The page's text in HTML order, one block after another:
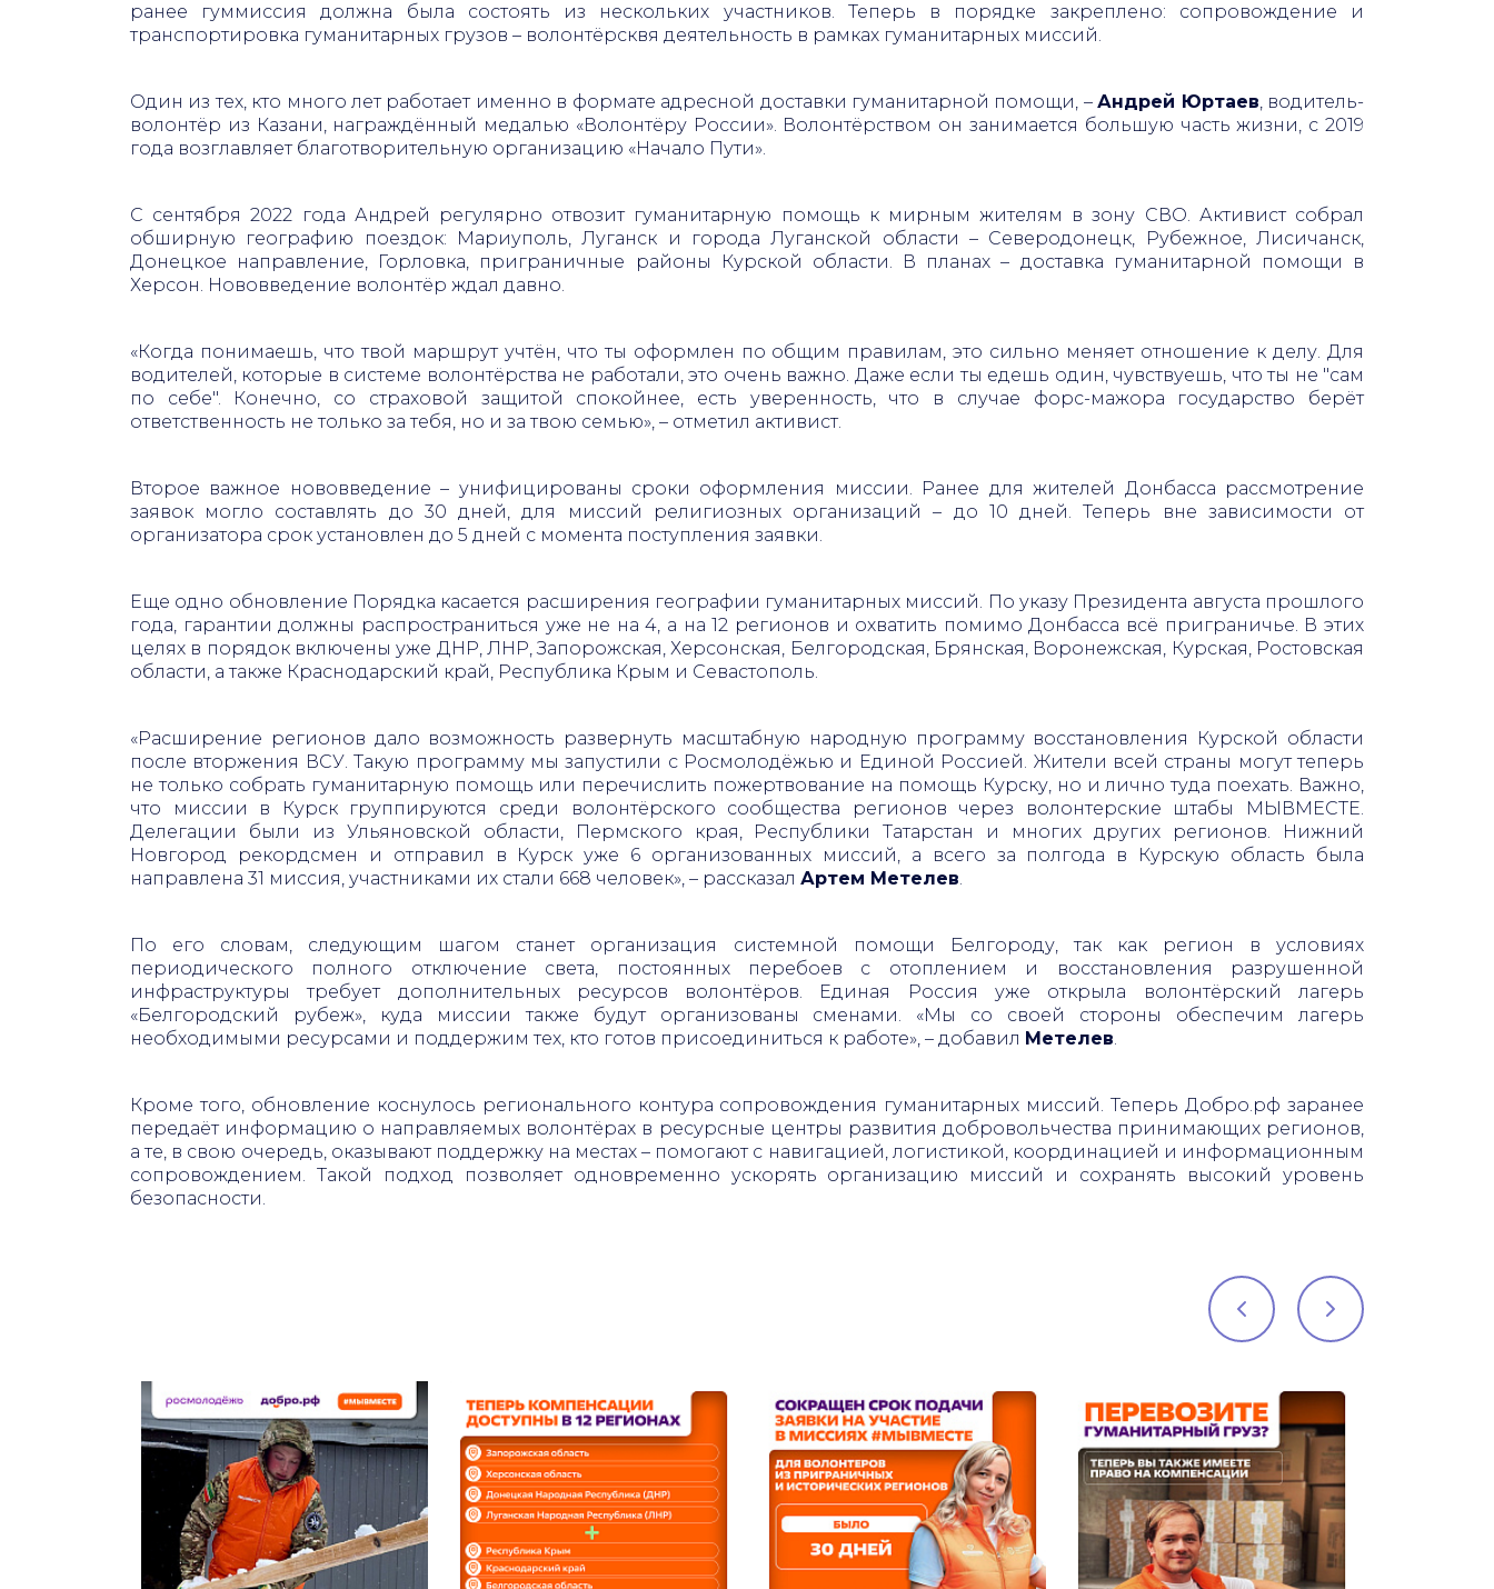
ранее гуммиссия должна была состоять из нескольких участников. Теперь в порядке закреплено: сопровождение и
транспортировка гуманитарных грузов – волонтёрсквя деятельность в рамках гуманитарных миссий.
Один из тех, кто много лет работает именно в формате адресной доставки гуманитарной помощи, –Андрей Юртаев, водитель-
волонтёр из Казани, награждённый медалью «Волонтёру России». Волонтёрством он занимается большую часть жизни, с 2019
года возглавляет благотворительную организацию «Начало Пути».
С сентября 2022 года Андрей регулярно отвозит гуманитарную помощь к мирным жителям в зону СВО. Активист собрал
обширную географию поездок: Мариуполь, Луганск и города Луганской области – Северодонецк, Рубежное, Лисичанск,
Донецкое направление, Горловка, приграничные районы Курской области. В планах – доставка гуманитарной помощи в
Херсон. Нововведение волонтёр ждал давно.
«Когда понимаешь, что твой маршрут учтён, что ты оформлен по общим правилам, это сильно меняет отношение к делу. Для
водителей, которые в системе волонтёрства не работали, это очень важно. Даже если ты едешь один, чувствуешь, что ты не "сам
по себе". Конечно, со страховой защитой спокойнее, есть уверенность, что в случае форс-мажора государство берёт
ответственность не только за тебя, но и за твою семью», – отметил активист.
Второе важное нововведение – унифицированы сроки оформления миссии. Ранее для жителей Донбасса рассмотрение
заявок могло составлять до 30 дней, для миссий религиозных организаций – до 10 дней. Теперь вне зависимости от
организатора срок установлен до 5 дней с момента поступления заявки.
Еще одно обновление Порядка касается расширения географии гуманитарных миссий. По указу Президента августа прошлого
года, гарантии должны распространиться уже не на 4, а на 12 регионов и охватить помимо Донбасса всё приграничье. В этих
целях в порядок включены уже ДНР, ЛНР, Запорожская, Херсонская, Белгородская, Брянская, Воронежская, Курская, Ростовская
области, а также Краснодарский край, Республика Крым и Севастополь.
«Расширение регионов дало возможность развернуть масштабную народную программу восстановления Курской области
после вторжения ВСУ. Такую программу мы запустили с Росмолодёжью и Единой Россией. Жители всей страны могут теперь
не только собрать гуманитарную помощь или перечислить пожертвование на помощь Курску, но и лично туда поехать. Важно,
что миссии в Курск группируются среди волонтёрского сообщества регионов через волонтерские штабы МЫВМЕСТЕ.
Делегации были из Ульяновской области, Пермского края, Республики Татарстан и многих других регионов. Нижний
Новгород рекордсмен и отправил в Курск уже 6 организованных миссий, а всего за полгода в Курскую область была
направлена 31 миссия, участниками их стали 668 человек», – рассказал Артем Метелев.
По его словам, следующим шагом станет организация системной помощи Белгороду, так как регион в условиях
периодического полного отключение света, постоянных перебоев с отоплением и восстановления разрушенной
инфраструктуры требует дополнительных ресурсов волонтёров. Единая Россия уже открыла волонтёрский лагерь
«Белгородский рубеж», куда миссии также будут организованы сменами. «Мы со своей стороны обеспечим лагерь
необходимыми ресурсами и поддержим тех, кто готов присоединиться к работе», – добавил Метелев.
Кроме того, обновление коснулось регионального контура сопровождения гуманитарных миссий. Теперь Добро.рф заранее
передаёт информацию о направляемых волонтёрах в ресурсные центры развития добровольчества принимающих регионов,
а те, в свою очередь, оказывают поддержку на местах – помогают с навигацией, логистикой, координацией и информационным
сопровождением. Такой подход позволяет одновременно ускорять организацию миссий и сохранять высокий уровень
безопасности.